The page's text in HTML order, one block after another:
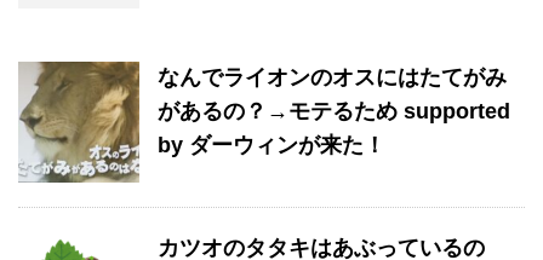
なんでライオンのオスにはたてがみ
があるの？→モテるため supported
by ダーウィンが来た！
カツオのタタキはあぶっているの